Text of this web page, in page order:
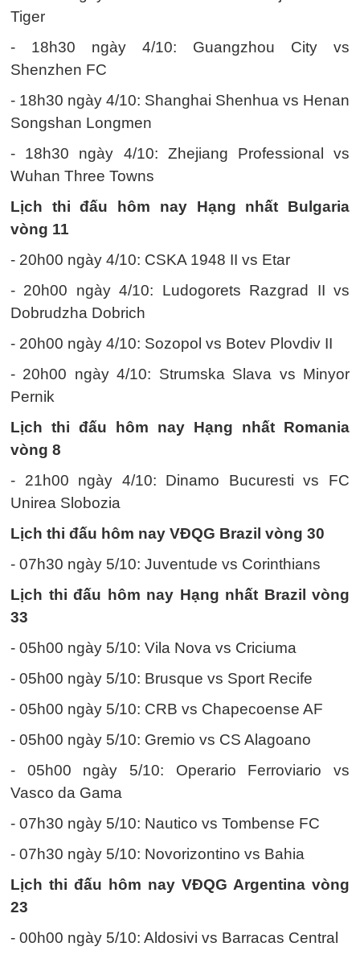
Tiger
- 18h30 ngày 4/10: Guangzhou City vs
Shenzhen FC
- 18h30 ngày 4/10: Shanghai Shenhua vs Henan
Songshan Longmen
- 18h30 ngày 4/10: Zhejiang Professional vs
Wuhan Three Towns
Lịch thi đấu hôm nay Hạng nhất Bulgaria
vòng 11
- 20h00 ngày 4/10: CSKA 1948 II vs Etar
- 20h00 ngày 4/10: Ludogorets Razgrad II vs
Dobrudzha Dobrich
- 20h00 ngày 4/10: Sozopol vs Botev Plovdiv II
- 20h00 ngày 4/10: Strumska Slava vs Minyor
Pernik
Lịch thi đấu hôm nay Hạng nhất Romania
vòng 8
- 21h00 ngày 4/10: Dinamo Bucuresti vs FC
Unirea Slobozia
Lịch thi đấu hôm nay VĐQG Brazil vòng 30
- 07h30 ngày 5/10: Juventude vs Corinthians
Lịch thi đấu hôm nay Hạng nhất Brazil vòng
33
- 05h00 ngày 5/10: Vila Nova vs Criciuma
- 05h00 ngày 5/10: Brusque vs Sport Recife
- 05h00 ngày 5/10: CRB vs Chapecoense AF
- 05h00 ngày 5/10: Gremio vs CS Alagoano
- 05h00 ngày 5/10: Operario Ferroviario vs
Vasco da Gama
- 07h30 ngày 5/10: Nautico vs Tombense FC
- 07h30 ngày 5/10: Novorizontino vs Bahia
Lịch thi đấu hôm nay VĐQG Argentina vòng
23
- 00h00 ngày 5/10: Aldosivi vs Barracas Central